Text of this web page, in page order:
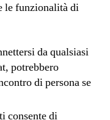
le funzionalità di
da qualsiasi
potrebbero
di persona se
consente di